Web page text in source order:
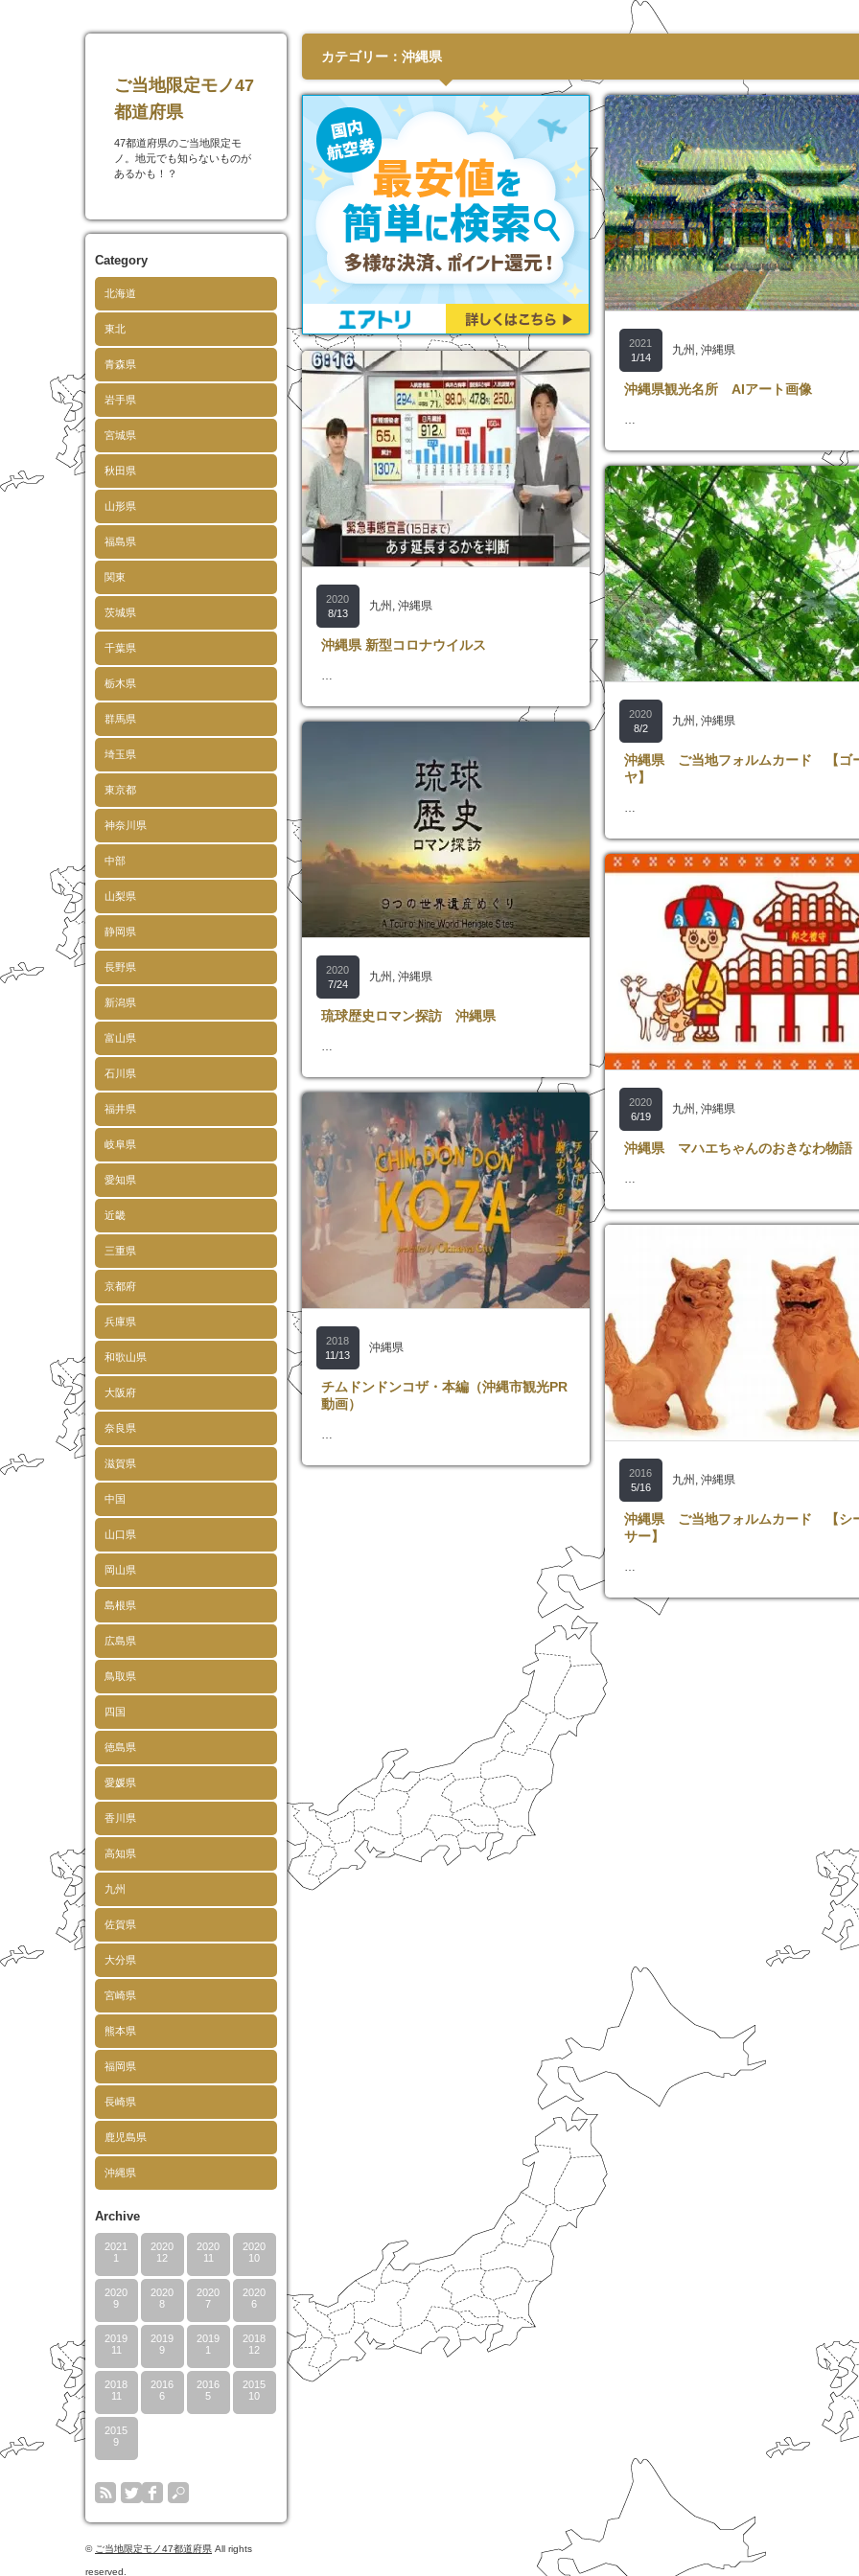
ご当地限定モノ47
都道府県
47都道府県のご当地限定モ
ノ。地元でも知らないものが
あるかも！？
Category
北海道
東北
青森県
岩手県
宮城県
秋田県
山形県
福島県
関東
茨城県
千葉県
栃木県
群馬県
埼玉県
東京都
神奈川県
中部
山梨県
静岡県
長野県
新潟県
富山県
石川県
福井県
岐阜県
愛知県
近畿
三重県
京都府
兵庫県
和歌山県
大阪府
奈良県
滋賀県
中国
山口県
岡山県
島根県
広島県
鳥取県
四国
徳島県
愛媛県
香川県
高知県
九州
佐賀県
大分県
宮崎県
熊本県
福岡県
長崎県
鹿児島県
沖縄県
Archive
2021
1
2020
12
2020
11
2020
10
2020
9
2020
8
2020
7
2020
6
2019
11
2019
9
2019
1
2018
12
2018
11
2016
6
2016
5
2015
10
2015
9
© ご当地限定モノ47都道府県 All rights
reserved.
カテゴリー：沖縄県
2021
1/14
九州 , 沖縄県
沖縄県観光名所 AIアート画像
…
2020
8/13
九州 , 沖縄県
沖縄県 新型コロナウイルス
…
2020
8/2
九州 , 沖縄県
沖縄県 ご当地フォルムカード 【ゴ
ヤ】
…
2020
7/24
九州 , 沖縄県
琉球歴史ロマン探訪 沖縄県
…
2020
6/19
九州 , 沖縄県
沖縄県 マハエちゃんのおきなわ物語
…
2018
11/13
沖縄県
チムドンドンコザ・本編（沖縄市観光PR
動画）
…
2016
5/16
九州 , 沖縄県
沖縄県 ご当地フォルムカード 【シ
サー】
…